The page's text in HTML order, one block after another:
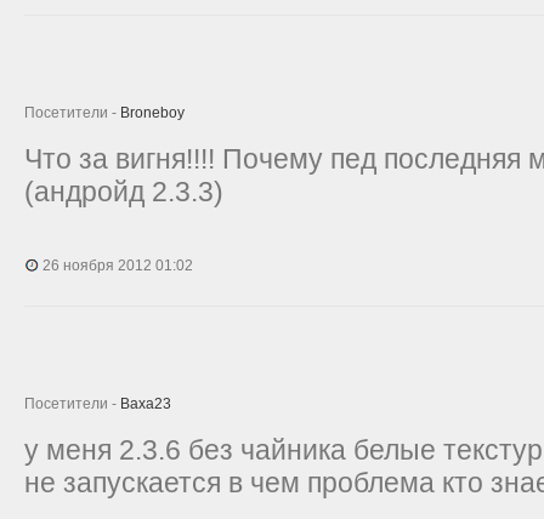
Посетители - Broneboy
Что за вигня!!!! Почему пед последняя
(андройд 2.3.3)
26 ноября 2012 01:02
Посетители - Baxa23
у меня 2.3.6 без чайника белые
не запускается в чем проблема кто